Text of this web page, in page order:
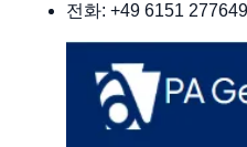
전화: +49 6151